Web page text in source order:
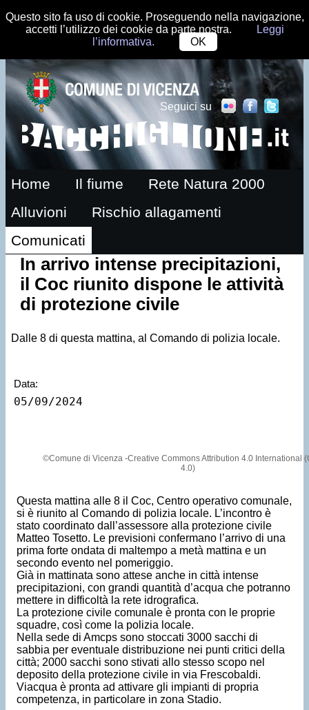
Questo sito fa uso di cookie. Proseguendo nella navigazione,
accetti l’utilizzo dei cookie da parte nostra.
Leggi
l’informativa.
OK
Seguici su
Home Il fiume
Rete Natura 2000
Alluvioni
Rischio allagamenti
Comunicati
In arrivo intense precipitazioni,
il Coc riunito dispone le attività
di protezione civile
Dalle 8 di questa mattina, al Comando di polizia locale.
Data:
05/09/2024
©Comune di Vicenza -Creative Commons Attribution 4.0 International
4.0)
Questa mattina alle 8 il Coc, Centro operativo comunale,
si è riunito al Comando di polizia locale. L’incontro è
stato coordinato dall’assessore alla protezione civile
Matteo Tosetto. Le previsioni confermano l’arrivo di una
prima forte ondata di maltempo a metà mattina e un
secondo evento nel pomeriggio.
Già in mattinata sono attese anche in città intense
precipitazioni, con grandi quantità d’acqua che potranno
mettere in difficoltà la rete idrografica.
La protezione civile comunale è pronta con le proprie
squadre, così come la polizia locale.
Nella sede di Amcps sono stoccati 3000 sacchi di
sabbia per eventuale distribuzione nei punti critici della
città; 2000 sacchi sono stivati allo stesso scopo nel
deposito della protezione civile in via Frescobaldi.
Viacqua è pronta ad attivare gli impianti di propria
competenza, in particolare in zona Stadio.